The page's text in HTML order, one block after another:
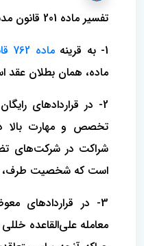
تفسیر ماده 201 قانون مدنی:
1- به قرینه
ماده 762 قانون مدنی
ماده، همان بطلان عقد
2- در قراردادهای
تخصص و مهارت بالا
شراکت در شرکت‌های
است که شخصیت طرف،
3- در قراردادهای
معامله علی‌القاعده